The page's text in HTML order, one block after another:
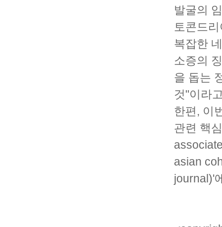
발굴의
토콘드
복잡한
소증의
을 돕는
것"이라
한편, 이
관련 핵
asian
journal)'